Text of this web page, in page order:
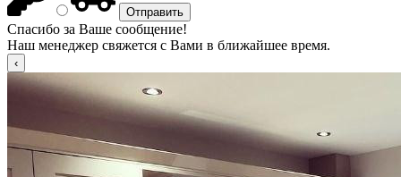
Спасибо за Ваше сообщение!
Наш менеджер свяжется с Вами в ближайшее время.